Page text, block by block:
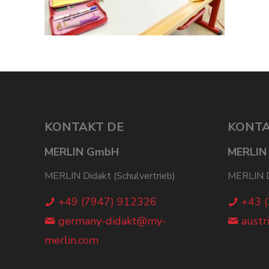
KONTAKT DE
MERLIN GmbH
MERLIN Didakt (Schulvertrieb)
+49 (7947) 912326
germany-didakt@my-
merlin.com
MERLIN
+43